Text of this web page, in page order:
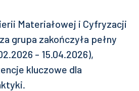
Materiałowej i Cyfryzacji
grupa zakończyła pełny
- 15.04.2026),
kluczowe dla